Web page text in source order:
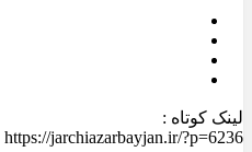
لینک کوتاه :
https://jarchiazarbayjan.ir/?p=6236